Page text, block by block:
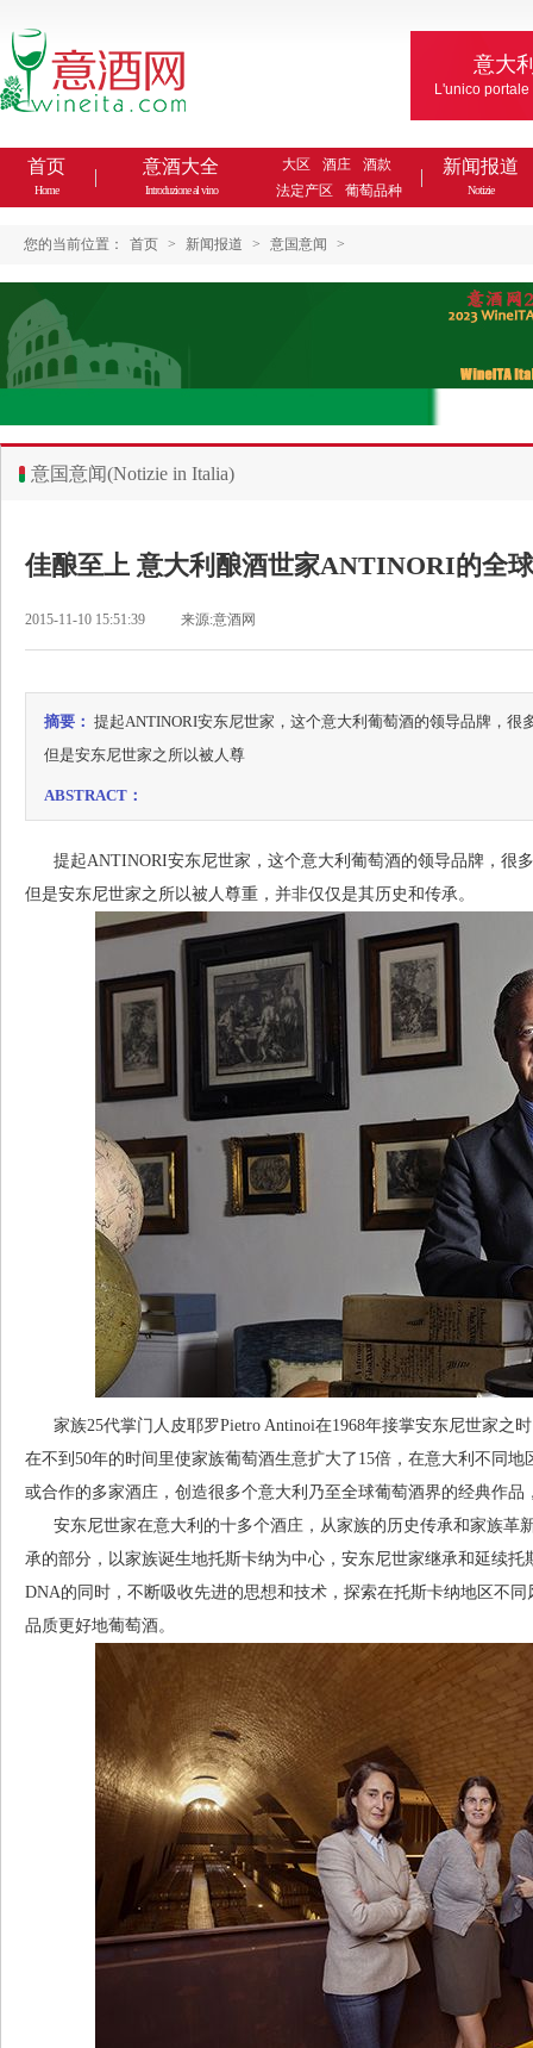
意大
L'unico
首页
Home
意酒大全
Introduzione al vino
大区 酒庄
酒款
法定产区
葡萄品种
新闻报道
Notizie
您的当前位置： 首页 > 新闻报道 > 意国意闻 >
意国意闻(Notizie in Italia)
佳酿至上 意大利酿酒世家ANTINORI的全
2015-11-10 15:51:39 来源:意酒网
摘要： 提起ANTINORI安东尼世家，这个意大利葡萄酒的领导品牌，很
但是安东尼世家之所以被人尊
ABSTRACT：
提起ANTINORI安东尼世家，这个意大利葡萄酒的领导品牌，很
但是安东尼世家之所以被人尊重，并非仅仅是其历史和传承。
家族25代掌门人皮耶罗Pietro Antinoi在1968年接掌安东尼世家之
在不到50年的时间里使家族葡萄酒生意扩大了15倍，在意大利不同
或合作的多家酒庄，创造很多个意大利乃至全球葡萄酒界的经典作
安东尼世家在意大利的十多个酒庄，从家族的历史传承和家族革
承的部分，以家族诞生地托斯卡纳为中心，安东尼世家继承和延续
DNA的同时，不断吸收先进的思想和技术，探索在托斯卡纳地区不
品质更好地葡萄酒。